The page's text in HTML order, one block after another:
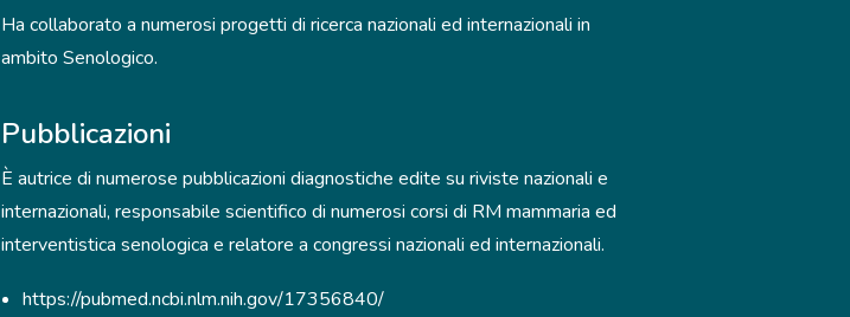
Ha collaborato a numerosi progetti di ricerca nazionali ed internazionali in
ambito Senologico.
Pubblicazioni
È autrice di numerose pubblicazioni diagnostiche edite su riviste nazionali e
internazionali, responsabile scientifico di numerosi corsi di RM mammaria ed
interventistica senologica e relatore a congressi nazionali ed internazionali.
https://pubmed.ncbi.nlm.nih.gov/17356840/